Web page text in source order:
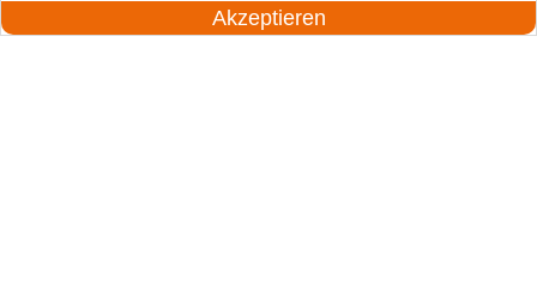
Preise
Akzeptieren